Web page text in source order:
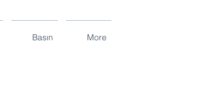
Basın More